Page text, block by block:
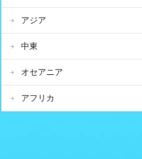
アジア
中東
オセアニア
アフリカ